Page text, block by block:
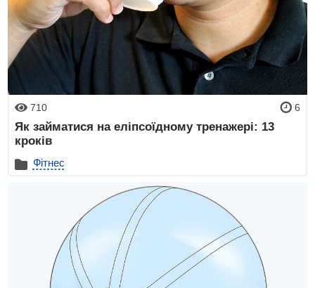
710 6
Як займатися на еліпсоїдному тренажері: 13
кроків
Фітнес